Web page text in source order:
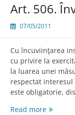
Art. 506.
07/05/2011
Cu încuviinţarea
cu privire la
la luarea unei
respectat
este obligatorie,
Read moreArt.